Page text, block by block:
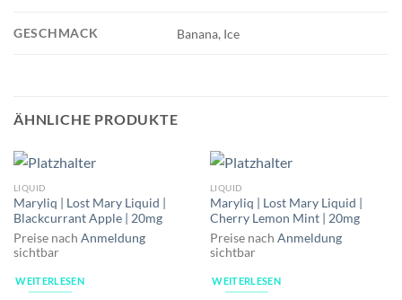
GESCHMACK Banana, Ice
ÄHNLICHE PRODUKTE
LIQUID
Maryliq | Lost Mary Liquid |
Blackcurrant Apple | 20mg
Preise nach Anmeldung
sichtbar
WEITERLESEN
LIQUID
Maryliq | Lost Mary Liquid |
Cherry Lemon Mint | 20mg
Preise nach Anmeldung
sichtbar
WEITERLESEN